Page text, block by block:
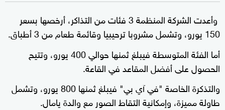
وأعدت الشركة المنظمة 3 فئات من التذاكر، أرخصها بسعر
150 يورو، وتشمل مشروبا ترحيبيا وقائمة طعام من 3 أطباق.
أما الفئة المتوسطة فيبلغ ثمنها حوالي 400 يورو، وتتيح
الحصول على أفضل المقاعد في القاعة.
والتذكرة الخاصة "في آي بي" فيبلغ ثمنها 800 يورو، وتشمل
طاولة مميزة، وإمكانية التقاط الصور مع والدة يامال.